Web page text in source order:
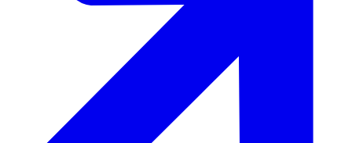
de 27 EU landen. Ook bespreken ze hoe ze aan het
geld komen om alles te kunnen betalen.
Waarom wil je eigenlijk zo'n groot huishoudboekje
waar zoveel landen aan meedoen? Nou, EU-
landen kunnen elkaar helpen om zich verder te
ontwikkelen en dat brengt voordelen met zich